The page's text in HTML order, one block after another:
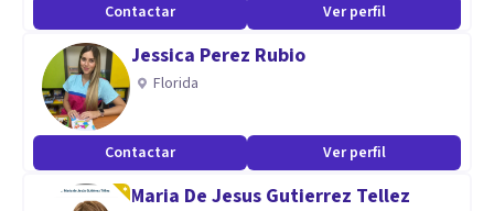
Contactar Ver perfil
Jessica Perez Rubio
Florida
Contactar Ver perfil
Maria De Jesus Gutierrez Tellez